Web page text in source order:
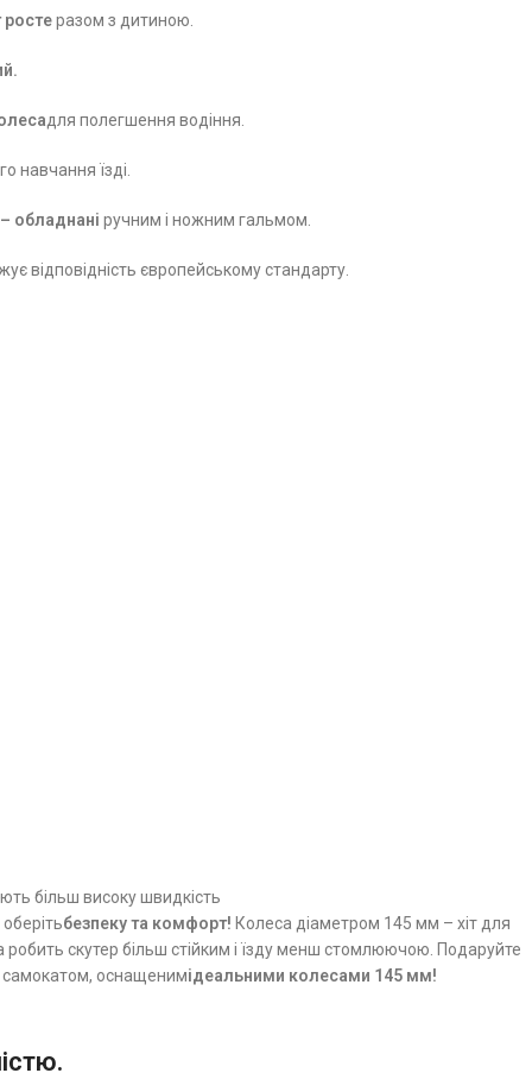
ростеразом з дитиною.
для полегшення водіння.
навчання їзді.
обладнані ручним і ножним гальмом.
відповідність європейському стандарту.
більш високу швидкість
безпеку та комфорт! Колеса діаметром 145 мм – хіт для
скутер більш стійким і їзду менш стомлюючою. Подаруйте
самокатом, оснащенимідеальними колесами 145 мм!